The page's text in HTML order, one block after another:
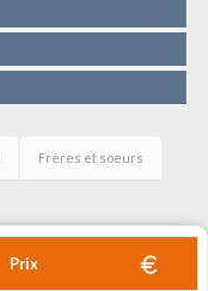
Frères et soeurs
Prix